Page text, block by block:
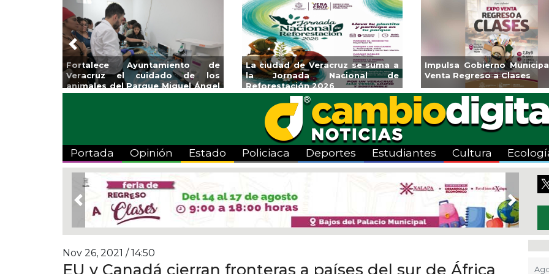
se suma a
Nacional de
Impulsa Gobierno Municipal Expo
Venta Regreso a Clases
Reabrirá Coatzacoalcos la
Alberca Semiolímpica Zona
Centro
Invita Ayuntamiento
a Temporada de
Viva”
Previous
Portada Opinión Estado Policiaca Deportes Estudiantes Cultura
Previous Next
Nov 26, 2021 / 14:50
EU y Canadá cierran fronteras a países del sur de África